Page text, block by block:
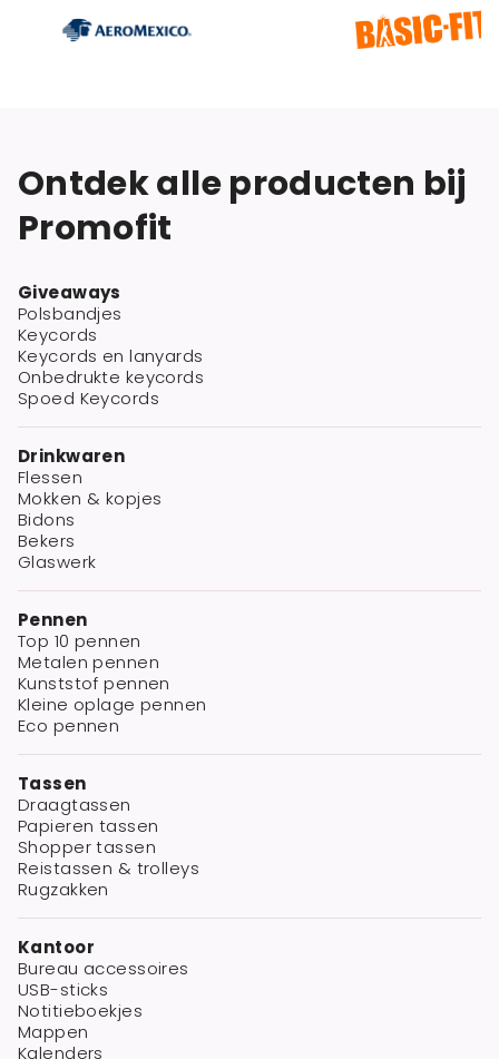
Ontdek alle producten bij
Promofit
Giveaways
Polsbandjes
Keycords
Keycords en lanyards
Onbedrukte keycords
Spoed Keycords
Drinkwaren
Flessen
Mokken & kopjes
Bidons
Bekers
Glaswerk
Pennen
Top 10 pennen
Metalen pennen
Kunststof pennen
Kleine oplage pennen
Eco pennen
Tassen
Draagtassen
Papieren tassen
Shopper tassen
Reistassen & trolleys
Rugzakken
Kantoor
Bureau accessoires
USB-sticks
Notitieboekjes
Mappen
Kalenders